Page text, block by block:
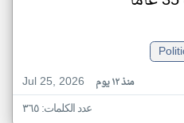
Jul 25, 2026
منذ ١٢ يوم
عدد الكلمات: ٣٦٥